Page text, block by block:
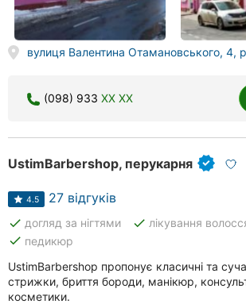
вулиця Валентина Отамановського, 4,
(098) 933 XX XX
UstimBarbershop, перукарня
4.5 27 відгуків
done догляд за нігтями done лікування
done педикюр
UstimBarbershop пропонує класичні та
стрижки, бриття бороди, манікюр,
косметики.